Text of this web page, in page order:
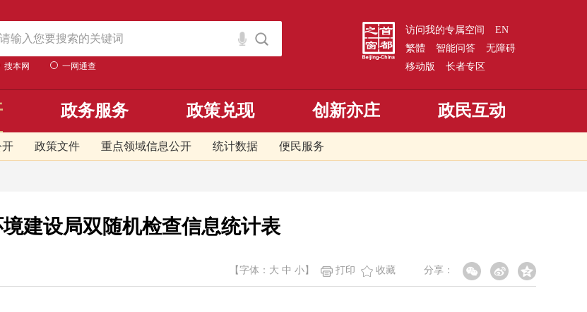
搜本网 一网通查
访问我的专属空间
EN
繁體
智能问答
无障碍
移动版
长者专区
开 政策文件 重点领域信息公开 统计数据 便民服务
政务服务 政策兑现 创新亦庄 政民互动
建设局双随机检查信息统计表
分享：
【字体： 大 中 小 】 打印 收藏